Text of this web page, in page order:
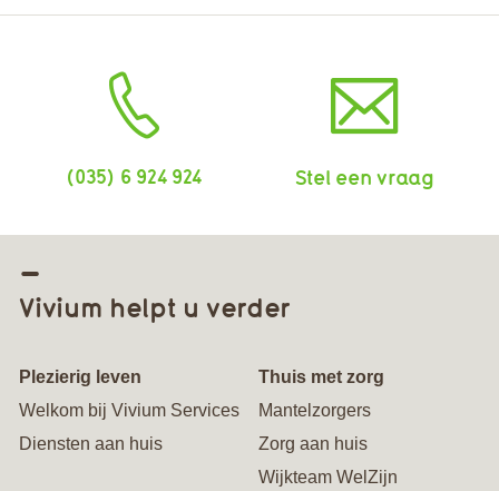
(035) 6 924 924 Stel een vraag
Vivium helpt u verder
Plezierig leven
Welkom bij Vivium Services
Diensten aan huis
Thuis met zorg
Mantelzorgers
Zorg aan huis
Wijkteam WelZijn